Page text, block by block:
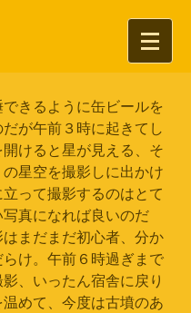
できるように缶ビールを
が午前３時に起きてし
開けると星が見える、そ
星空を撮影しに出かけ
って撮影するのはとて
写真になれば良いのだ
まだまだ初心者、分か
け。午前６時過ぎまで
、いったん宿舎に戻り
めて、今度は古墳のあ